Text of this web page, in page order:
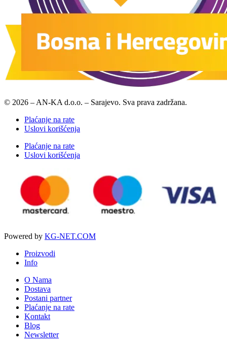
© 2026 – AN-KA d.o.o. – Sarajevo. Sva prava zadržana.
Plaćanje na rate
Uslovi korišćenja
Plaćanje na rate
Uslovi korišćenja
Powered by KG-NET.COM
Proizvodi
Info
O Nama
Dostava
Postani partner
Plaćanje na rate
Kontakt
Blog
Newsletter